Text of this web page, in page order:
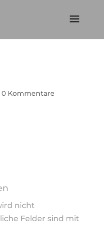
0 Kommentare
nicht
Felder sind mit